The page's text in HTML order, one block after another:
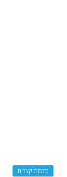
כתבות קצרות